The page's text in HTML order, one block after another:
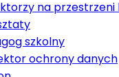
na przestrzeni
szkolny
ochrony danych